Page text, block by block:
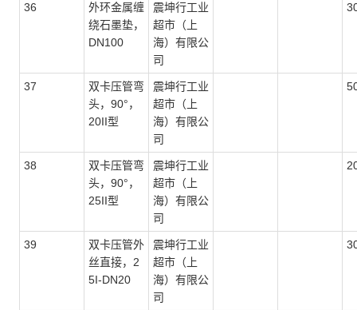
36
外环金属缠
绕石墨垫，
DN100
震坤行工业
超市（上
海）有限公
司
37
双卡压管弯
头，90°，
20II型
震坤行工业
超市（上
海）有限公
司
38
双卡压管弯
头，90°，
25II型
震坤行工业
超市（上
海）有限公
司
39
双卡压管外
丝直接，2
5I-DN20
震坤行工业
超市（上
海）有限公
司